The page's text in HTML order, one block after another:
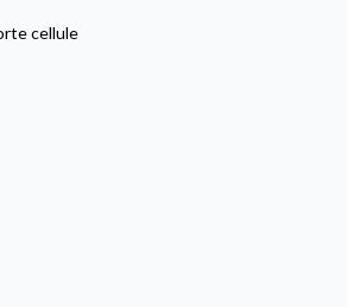
cellule